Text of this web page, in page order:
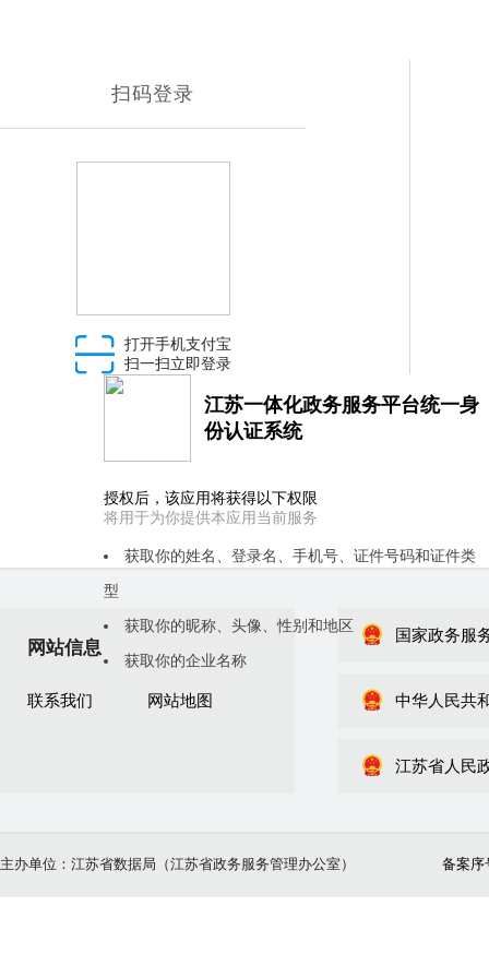
扫码登录
打开手机支付宝
扫一扫立即登录
江苏一体化政务服务平台统一身
份认证系统
授权后，该应用将获得以下权限
将用于为你提供本应用当前服务
获取你的姓名、登录名、手机号、证件号码和证件类
型
获取你的昵称、头像、性别和地区
获取你的企业名称
网站信息
联系我们 网站地图
国家政务服
中华人民共
江苏省人民
主办单位：江苏省数据局（江苏省政务服务管理办公室） 备案序